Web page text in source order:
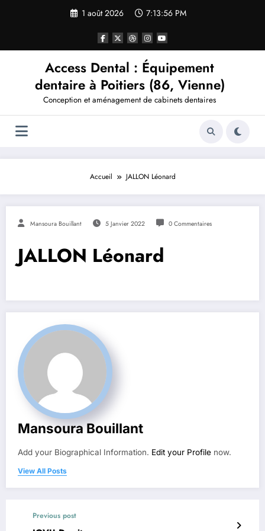
1 août 2026 7:13:56 PM
Access Dental : Équipement
dentaire à Poitiers (86, Vienne)
Conception et aménagement de cabinets dentaires
Accueil JALLON Léonard
Mansoura Bouillant 5 Janvier 2022 0 Commentaires
JALLON Léonard
Mansoura Bouillant
Add your Biographical Information. Edit your Profile now.
View All Posts
Previous post